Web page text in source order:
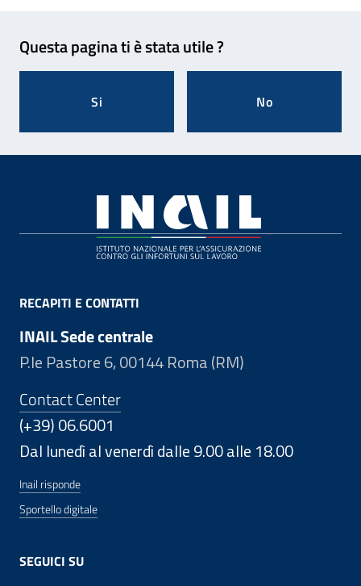
Questa pagina ti è stata utile ?
Si No
RECAPITI E CONTATTI
INAIL Sede centrale
P.le Pastore 6, 00144 Roma (RM)
Contact Center
(+39) 06.6001
Dal lunedì al venerdì dalle 9.00 alle 18.00
Inail risponde
Sportello digitale
SEGUICI SU